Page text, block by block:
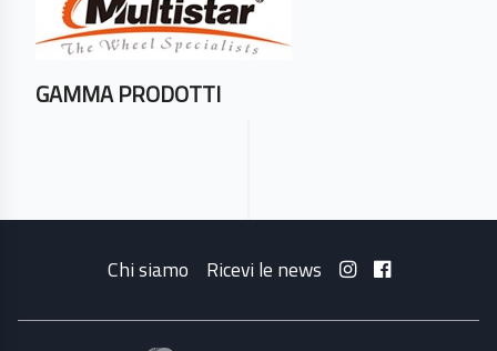
GAMMA PRODOTTI
Chi siamo Ricevi le news